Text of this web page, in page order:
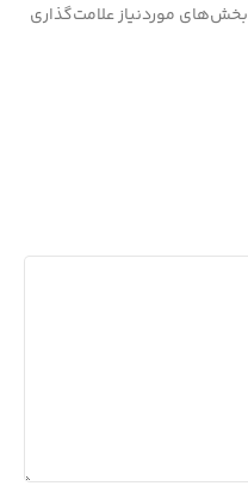
بخش‌های موردنیاز علامت‌گذاری